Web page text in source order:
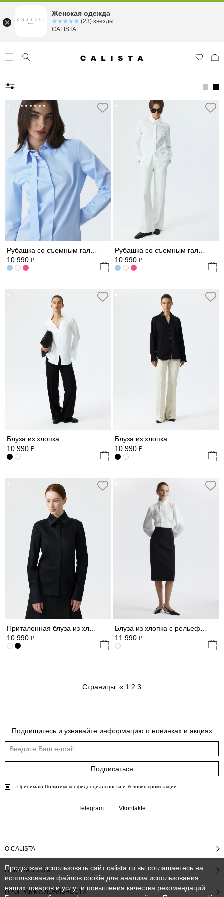
10 990 ₽
10 990 ₽
Блуза из хлопка
10 990 ₽
Блуза из хлопка
10 990 ₽
10 990 ₽
11 990 ₽
Страницы: « 1 2 3
Подпишитесь и узнавайте информацию о новинках и акциях
Подписаться
Принимаю Политику конфиденциальности и Условия промоакции
Telegram Vkontakte
О CALISTA
ПОКУПАТЕЛЯМ
ПРОГРАММА ЛОЯЛЬНОСТИ
Продолжая использовать сайт calista.ru вы соглашаетесь на
использование файлов cookie для анализа использования
наших товаров и услуг и повышения качества рекомендаций.
Женская одежда
☆☆☆☆☆
★★★★★ (23) звезды
CALISTA